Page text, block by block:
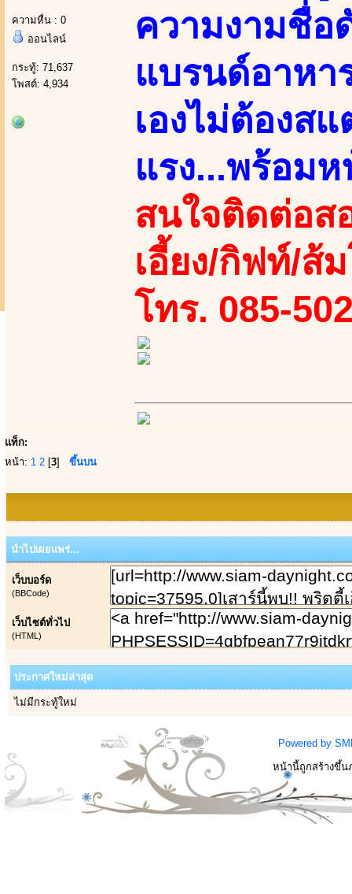
ความหื่น : 0
ออนไลน์
กระทู้: 71,637
โพสต์: 4,934
ความงามชื่อ
แบรนด์อาหา
เองไม่ต้องส
แรง...พร้อม
สนใจติดต่อส
เอี้ยง/กิฟท์/ส้
โทร. 085-
แท็ก:
หน้า: 1 2 [3] ขึ้นบน
นำไปเผยแพร่...
เว็บบอร์ด
(BBCode)
เว็บไซต์ทั่วไป
(HTML)
ประกาศใหม่ล่าสุด
ไม่มีกระทู้ใหม่
Powered by
หน้านี้ถูกสร้างขึ้น